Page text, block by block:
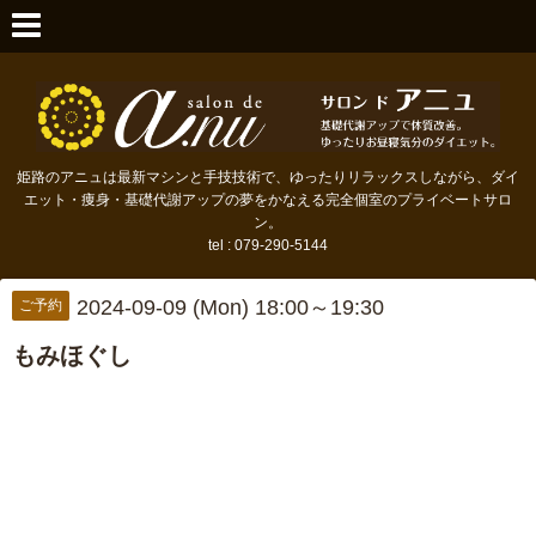
姫路のアニュは最新マシンと手技技術で、ゆったりリラックスしながら、ダイ
エット・痩身・基礎代謝アップの夢をかなえる完全個室のプライベートサロ
ン。
tel : 079-290-5144
ご予約 2024-09-09 (Mon) 18:00～19:30
もみほぐし